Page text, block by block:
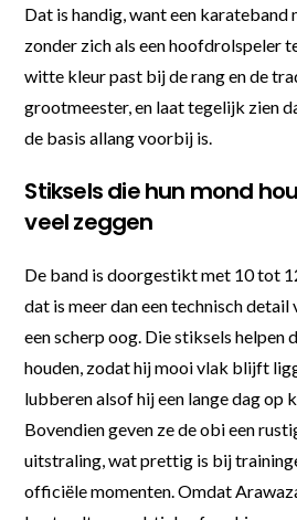
Dat is handig, want een karateband
zonder zich als een hoofdrolspeler
witte kleur past bij de rang en de
grootmeester, en laat tegelijk zien
de basis allang voorbij is.
Stiksels die hun mond
veel zeggen
De band is doorgestikt met 10 tot
dat is meer dan een technisch
een scherp oog. Die stiksels helpen
houden, zodat hij mooi vlak blijft
lubberen alsof hij een lange dag op
Bovendien geven ze de obi een
uitstraling, wat prettig is bij
officiële momenten. Omdat